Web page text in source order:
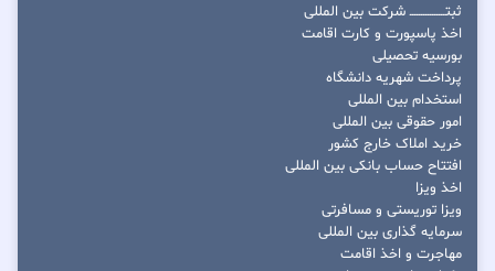
ثبتــــــــــــــــ شرکت بین المللی
اخذ پاسپورت و کارت اقامت
بورسیه تحصیلی
پرداخت شهریه دانشگاه
استخدام بین المللی
امور حقوقی بین المللی
خرید املاک خارج کشور
افتتاح حساب بانکی بین المللی
اخذ ویزا
ویزا توریستی و مسافرتی
سرمایه گذاری بین المللی
مهاجرت و اخذ اقامت